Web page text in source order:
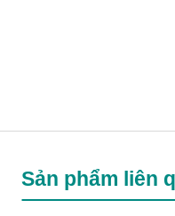
Sản phẩm liên